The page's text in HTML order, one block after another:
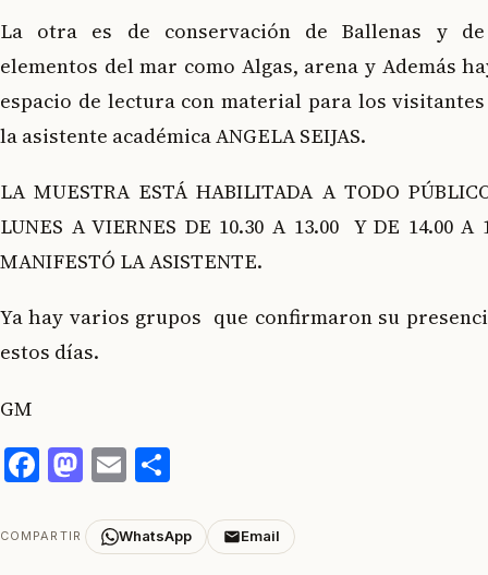
La otra es de conservación de Ballenas y
elementos del mar como Algas, arena y Además
espacio de lectura con material para los
la asistente académica ANGELA SEIJAS.
LA MUESTRA ESTÁ HABILITADA A TODO
LUNES A VIERNES DE 10.30 A 13.00 Y DE 14.00 A
MANIFESTÓ LA ASISTENTE.
Ya hay varios grupos que confirmaron su
estos días.
GM
Facebook
Mastodon
Email
COMPARTIR WhatsApp Email